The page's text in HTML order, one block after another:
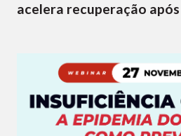
acelera recuperação